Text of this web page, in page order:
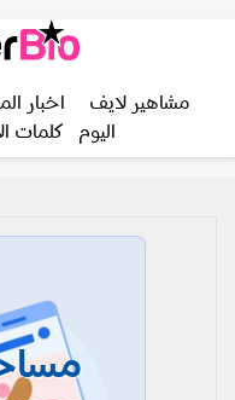
مشاهير لايف اخبار
اليوم
كلمات